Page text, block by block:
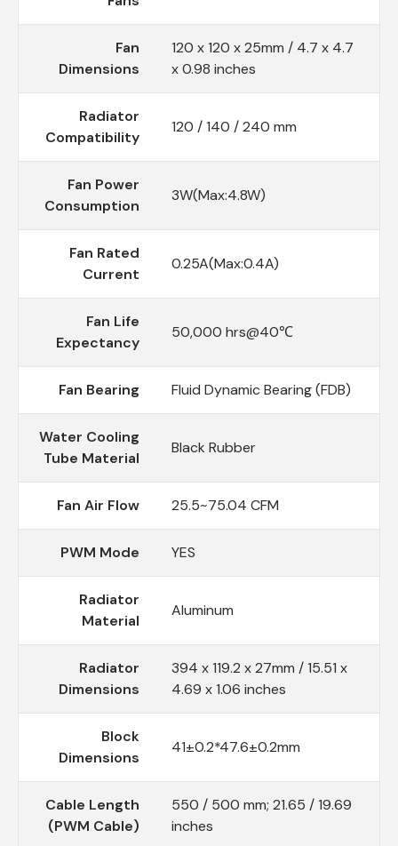
Fan
Dimensions
120 x 120 x 25mm / 4.7 x 4.7
x 0.98 inches
Radiator
Compatibility
120 / 140 / 240 mm
Fan Power
Consumption
3W(Max:4.8W)
Fan Rated
Current
0.25A(Max:0.4A)
Fan Life
Expectancy
50,000 hrs@40℃
Fan Bearing Fluid Dynamic Bearing (FDB)
Water Cooling
Tube Material
Black Rubber
Fan Air Flow 25.5~75.04 CFM
PWM Mode YES
Radiator
Material
Aluminum
Radiator
Dimensions
394 x 119.2 x 27mm / 15.51 x
4.69 x 1.06 inches
Block
Dimensions
41±0.2*47.6±0.2mm
Cable Length
(PWM Cable)
550 / 500 mm; 21.65 / 19.69
inches